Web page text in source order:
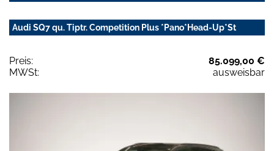
Audi SQ7 qu. Tiptr. Competition Plus *Pano*Head-Up*St
Preis:
85.099,00 €
MWSt:
ausweisbar